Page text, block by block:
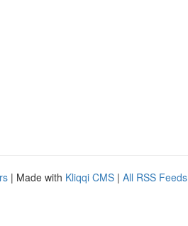
| Made with Kliqqi CMS | All RSS Feeds